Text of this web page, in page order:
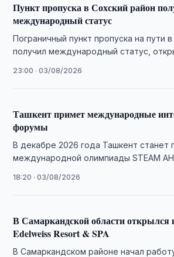
Пункт пропуска в Сохский район
международный статус
Пограничный пункт пропуска на пути
получил международный статус,
23:00 · 03/08/2026
Ташкент примет международные
форумы
В декабре 2026 года Ташкент станет
международной олимпиады STEAM
18:20 · 03/08/2026
В Самаркандской области открылся
Edelweiss Resort & SPA
В Самаркандском районе начал